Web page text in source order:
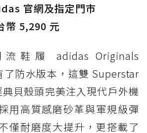
Nike Dunk Low GORE-TEX：
加上防水科技，雨天穿搭帥度不
ASICS TRABUCO 14 GTX：搭
隱形貼合科技，全方位防水神鞋
Salomon XT-6 GORE-TEX：潮
王！防滑、防水與街頭顏值一次攻
HOKA Stinson Evo GTX：越野
官網及指定門市
幣 5,290 元
鞋履 adidas Originals
了防水版本，這雙 Superstar
典貝殼頭完美注入現代戶外機
用高質感磨砂革與軍規級彈
僅耐磨度大提升，更搭載了